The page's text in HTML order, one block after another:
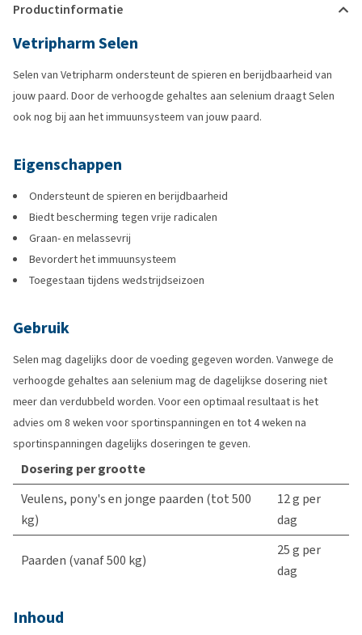
Productinformatie
Vetripharm Selen
Selen van Vetripharm ondersteunt de spieren en berijdbaarheid van
jouw paard. Door de verhoogde gehaltes aan selenium draagt Selen
ook nog bij aan het immuunsysteem van jouw paard.
Eigenschappen
Ondersteunt de spieren en berijdbaarheid
Biedt bescherming tegen vrije radicalen
Graan- en melassevrij
Bevordert het immuunsysteem
Toegestaan tijdens wedstrijdseizoen
Gebruik
Selen mag dagelijks door de voeding gegeven worden. Vanwege de
verhoogde gehaltes aan selenium mag de dagelijkse dosering niet
meer dan verdubbeld worden. Voor een optimaal resultaat is het
advies om 8 weken voor sportinspanningen en tot 4 weken na
sportinspanningen dagelijks doseringen te geven.
Dosering per grootte
Veulens, pony's en jonge paarden (tot 500
kg)
12 g per
dag
Paarden (vanaf 500 kg)
25 g per
dag
Inhoud